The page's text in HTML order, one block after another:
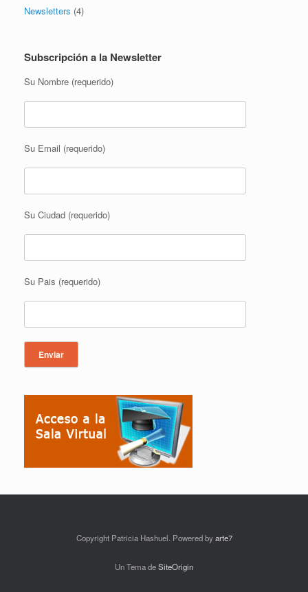
Newsletters (4)
Subscripción a la Newsletter
Su Nombre (requerido)
Su Email (requerido)
Su Ciudad (requerido)
Su Pais (requerido)
Copyright Patricia Hashuel. Powered byarte7
Un Tema deSiteOrigin